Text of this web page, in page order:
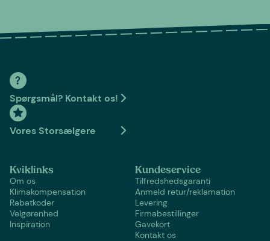
Spørgsmål? Kontakt os!
Vores Storsælgere
Kviklinks
Om os
Klimakompensation
Rabatkoder
Velgørenhed
Inspiration
Kundeservice
Tilfredshedsgaranti
Anmeld retur/reklamation
Levering
Firmabestillinger
Gavekort
Kontakt os